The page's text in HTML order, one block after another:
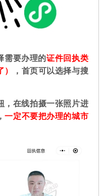
需要办理的证件回执类
，首页可以选择与搜
，在线拍摄一张照片进
一定不要把办理的城市